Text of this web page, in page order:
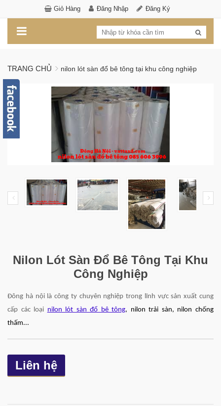
Giỏ Hàng Đăng Nhập Đăng Ký
TRANG CHỦ nilon lót sàn đổ bê tông tại khu công nghiệp
Nilon Lót Sàn Đổ Bê Tông Tại Khu
Công Nghiệp
Đông hà nội là công ty chuyên nghiệp trong lĩnh vực sản xuất cung
cấp các loại nilon lót sàn đổ bê tông, nilon trải sàn, nilon chống
thấm...
Liên hệ